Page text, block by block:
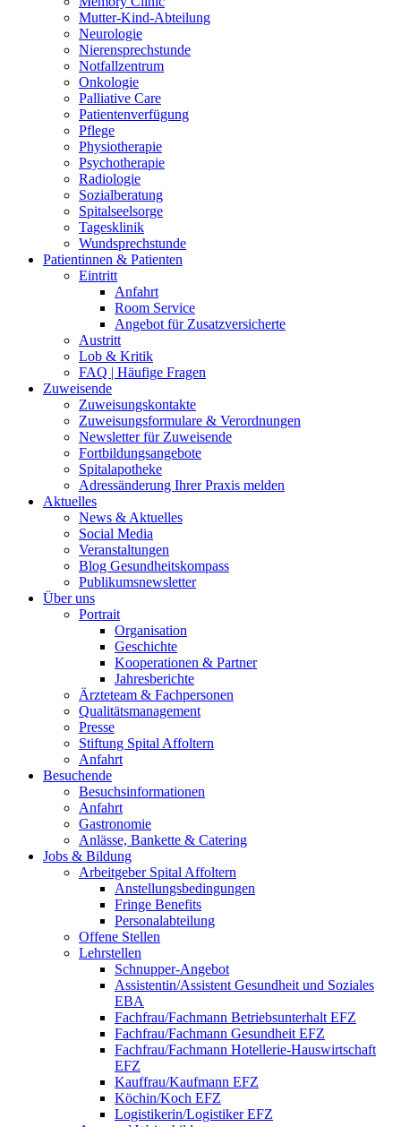
Mutter-Kind-Abteilung
Neurologie
Nierensprechstunde
Notfallzentrum
Onkologie
Palliative Care
Patientenverfügung
Pflege
Physiotherapie
Psychotherapie
Radiologie
Sozialberatung
Spitalseelsorge
Tagesklinik
Wundsprechstunde
Patientinnen & Patienten
Eintritt
Anfahrt
Room Service
Angebot für Zusatzversicherte
Austritt
Lob & Kritik
FAQ | Häufige Fragen
Zuweisende
Zuweisungskontakte
Zuweisungsformulare & Verordnungen
Newsletter für Zuweisende
Fortbildungsangebote
Spitalapotheke
Adressänderung Ihrer Praxis melden
Aktuelles
News & Aktuelles
Social Media
Veranstaltungen
Blog Gesundheitskompass
Publikumsnewsletter
Über uns
Portrait
Organisation
Geschichte
Kooperationen & Partner
Jahresberichte
Ärzteteam & Fachpersonen
Qualitätsmanagement
Presse
Stiftung Spital Affoltern
Anfahrt
Besuchende
Besuchsinformationen
Anfahrt
Gastronomie
Anlässe, Bankette & Catering
Jobs & Bildung
Arbeitgeber Spital Affoltern
Anstellungsbedingungen
Fringe Benefits
Personalabteilung
Offene Stellen
Lehrstellen
Schnupper-Angebot
Assistentin/Assistent Gesundheit und Soziales
EBA
Fachfrau/Fachmann Betriebsunterhalt EFZ
Fachfrau/Fachmann Gesundheit EFZ
Fachfrau/Fachmann Hotellerie-Hauswirtschaft
EFZ
Kauffrau/Kaufmann EFZ
Köchin/Koch EFZ
Logistikerin/Logistiker EFZ